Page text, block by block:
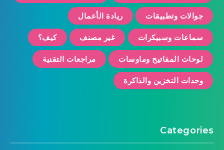
جوالات وتطبيقات ريادة الأعمال
سماعات وسبيكرات غير مصنف كيف؟
لوحات المفاتيح وماوسات مراجعات التقنية
وحدات التخزين والذاكرة
Categories